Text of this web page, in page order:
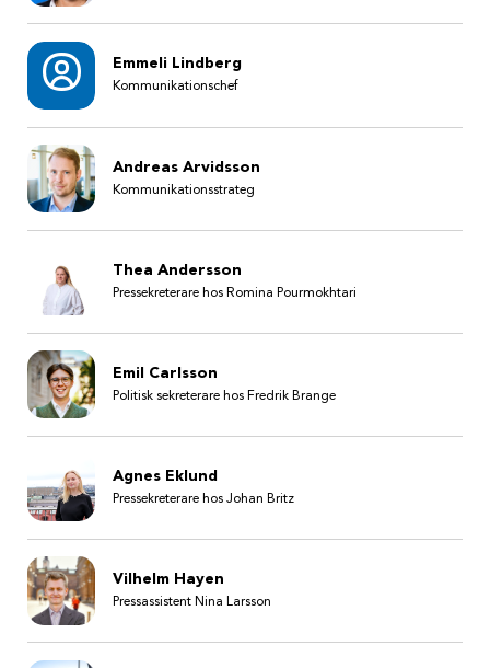
Emmeli Lindberg
Kommunikationschef
Andreas Arvidsson
Kommunikationsstrateg
Thea Andersson
Pressekreterare hos Romina Pourmokhtari
Emil Carlsson
Politisk sekreterare hos Fredrik Brange
Agnes Eklund
Pressekreterare hos Johan Britz
Vilhelm Hayen
Pressassistent Nina Larsson